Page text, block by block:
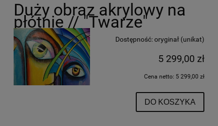
Duży obraz akrylowy na
płótnie // "Twarze"
Dostępność:oryginał (unikat)
5 299,00 zł
Cena netto: 5 299,00 zł
DO KOSZYKA